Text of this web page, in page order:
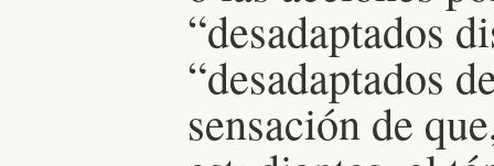
“desadaptados
“desadaptados
sensación de